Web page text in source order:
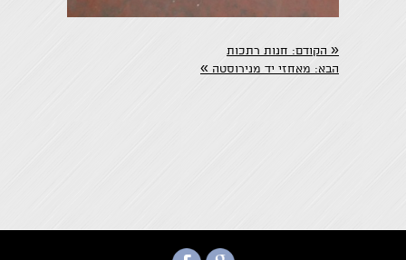
« הקודם: חנות רתכות
הבא: מאחזי יד מנירוסטה »